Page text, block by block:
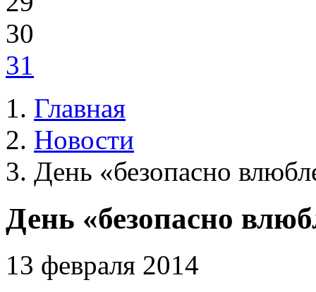
30
31
Главная
Новости
День «безопасно
День «безопасно
13 февраля 2014